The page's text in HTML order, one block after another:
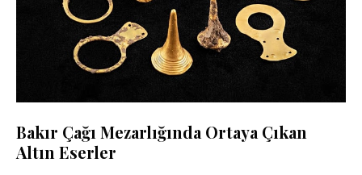
Bakır Çağı Mezarlığında Ortaya Çıkan
Altın Eserler